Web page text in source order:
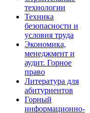
технологии
Техника
безопасности и
условия труда
Экономика,
менеджмент и
аудит. Горное
право
Литература для
абитуриентов
Горный
информационно-